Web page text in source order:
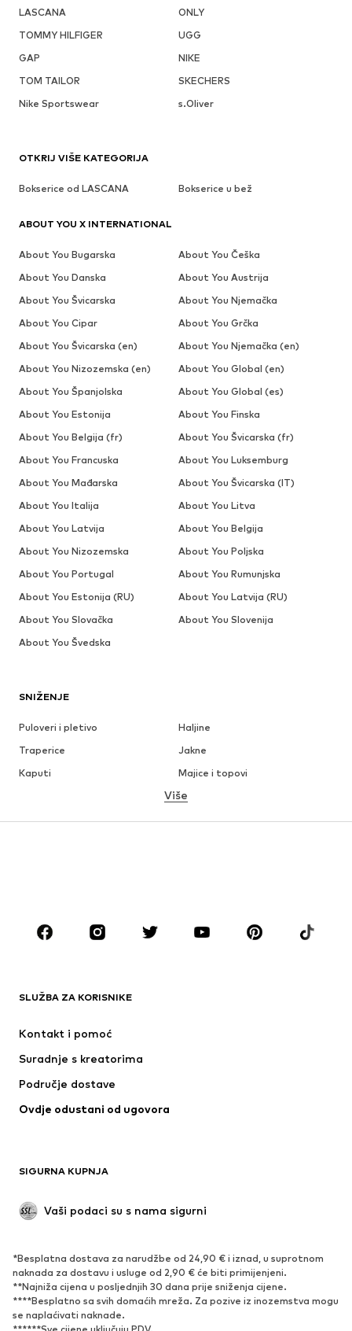
LASCANA
ONLY
TOMMY HILFIGER
UGG
GAP
NIKE
TOM TAILOR
SKECHERS
Nike Sportswear
s.Oliver
SNIŽENJE
Puloveri i pletivo
Haljine
Traperice
Jakne
Kaputi
Majice i topovi
Donje rublje
Suknje
Bluze i tunike
Dodaci
Premium
Novo
Donje rublje
Kaputi
Posebne prigode
Ekskluzivno
OBUĆA
Novo
Popularno
Tenisice
Više
SLUŽBA ZA KORISNIKE
Kontakt i pomoć
Suradnje s kreatorima
Područje dostave
Ovdje odustani od ugovora
SIGURNA KUPNJA
Vaši podaci su s nama sigurni
*Besplatna dostava za narudžbe od 24,90 € i iznad, u suprotnom
naknada za dostavu i usluge od 2,90 € će biti primijenjeni.
**Najniža cijena u posljednjih 30 dana prije sniženja cijene.
****Besplatno sa svih domaćih mreža. Za pozive iz inozemstva mogu
se naplaćivati ​​naknade.
OTKRIJ VIŠE KATEGORIJA
Bokserice od LASCANA Bokserice u bež
ABOUT YOU X INTERNATIONAL
About You Bugarska
About You Češka
About You Danska
About You Austrija
About You Švicarska
About You Njemačka
About You Cipar
About You Grčka
About You Švicarska (en)
About You Njemačka (en)
About You Nizozemska (en)
About You Global (en)
About You Španjolska
About You Global (es)
About You Estonija
About You Finska
About You Belgija (fr)
About You Švicarska (fr)
About You Francuska
About You Luksemburg
About You Mađarska
About You Švicarska (IT)
About You Italija
About You Litva
About You Latvija
About You Belgija
About You Nizozemska
About You Poljska
About You Portugal
About You Rumunjska
About You Estonija (RU)
About You Latvija (RU)
About You Slovačka
About You Slovenija
About You Švedska